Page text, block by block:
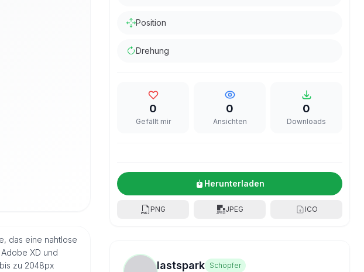
das eine nahtlose
XD und
zu 2048px
Position
Drehung
0
Gefällt mir
0
Ansichten
0
Downloads
Herunterladen
PNG JPEG ICO
lastspark Schöpfer